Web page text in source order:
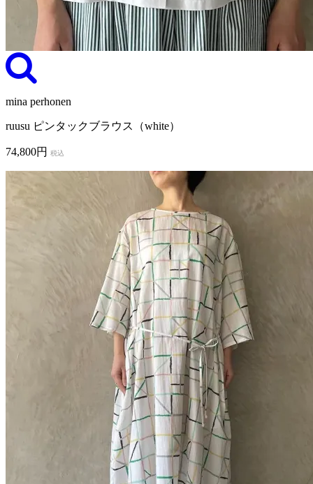
mina perhonen
ruusu ピンタックブラウス（white）
74,800円 税込